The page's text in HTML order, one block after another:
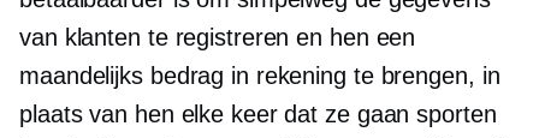
van klanten te registreren en hen een
maandelijks bedrag in rekening te brengen, in
plaats van hen elke keer dat ze gaan sporten